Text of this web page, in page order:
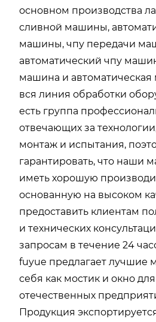
основном производства
сливной машины,
машины, чпу передачи
автоматический чпу
машина и
вся линия обработки
есть группа
отвечающих за
монтаж и испытания,
гарантировать, что наши
иметь хорошую
основанную на высоком
предоставить клиентам
и технических
запросам в течение 24
fuyue предлагает лучшие
себя как мостик и окно
отечественных
Продукция